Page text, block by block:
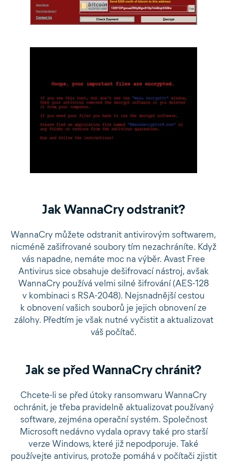
Jak WannaCry odstranit?
WannaCry můžete odstranit antivirovým softwarem,
nicméně zašifrované soubory tím nezachráníte. Když
vás napadne, nemáte moc na výběr. Avast Free
Antivirus sice obsahuje dešifrovací nástroj, avšak
WannaCry používá velmi silné šifrování (AES-128
v kombinaci s RSA-2048). Nejsnadnější cestou
k obnovení vašich souborů je jejich obnovení ze
zálohy. Předtím je však nutné vyčistit a aktualizovat
váš počítač.
Jak se před WannaCry chránit?
Chcete-li se před útoky ransomwaru WannaCry
ochránit, je třeba pravidelně aktualizovat používaný
software, zejména operační systém. Společnost
Microsoft nedávno vydala opravy také pro starší
verze Windows, které již nepodporuje. Také
používejte antivirus, protože pomáhá v počítači zjistit